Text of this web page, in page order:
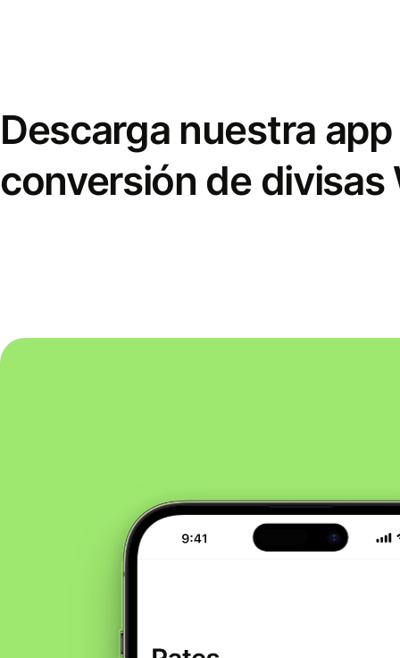
Descarga nuestra
conversión de divisas